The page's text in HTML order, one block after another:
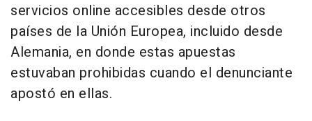
servicios online accesibles desde otros
países de la Unión Europea, incluido desde
Alemania, en donde estas apuestas
estuvaban prohibidas cuando el denunciante
apostó en ellas.